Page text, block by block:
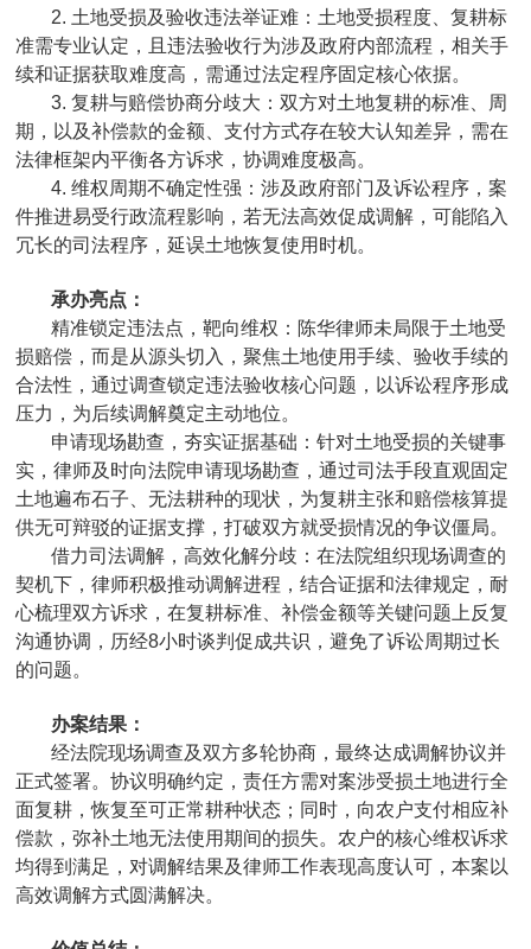
2. 土地受损及验收违法举证难：土地受损程度、复耕标
准需专业认定，且违法验收行为涉及政府内部流程，相关手
续和证据获取难度高，需通过法定程序固定核心依据。
3. 复耕与赔偿协商分歧大：双方对土地复耕的标准、周
期，以及补偿款的金额、支付方式存在较大认知差异，需在
法律框架内平衡各方诉求，协调难度极高。
4. 维权周期不确定性强：涉及政府部门及诉讼程序，案
件推进易受行政流程影响，若无法高效促成调解，可能陷入
冗长的司法程序，延误土地恢复使用时机。
承办亮点：
精准锁定违法点，靶向维权：陈华律师未局限于土地受
损赔偿，而是从源头切入，聚焦土地使用手续、验收手续的
合法性，通过调查锁定违法验收核心问题，以诉讼程序形成
压力，为后续调解奠定主动地位。
申请现场勘查，夯实证据基础：针对土地受损的关键事
实，律师及时向法院申请现场勘查，通过司法手段直观固定
土地遍布石子、无法耕种的现状，为复耕主张和赔偿核算提
供无可辩驳的证据支撑，打破双方就受损情况的争议僵局。
借力司法调解，高效化解分歧：在法院组织现场调查的
契机下，律师积极推动调解进程，结合证据和法律规定，耐
心梳理双方诉求，在复耕标准、补偿金额等关键问题上反复
沟通协调，历经8小时谈判促成共识，避免了诉讼周期过长
的问题。
办案结果：
经法院现场调查及双方多轮协商，最终达成调解协议并
正式签署。协议明确约定，责任方需对案涉受损土地进行全
面复耕，恢复至可正常耕种状态；同时，向农户支付相应补
偿款，弥补土地无法使用期间的损失。农户的核心维权诉求
均得到满足，对调解结果及律师工作表现高度认可，本案以
高效调解方式圆满解决。